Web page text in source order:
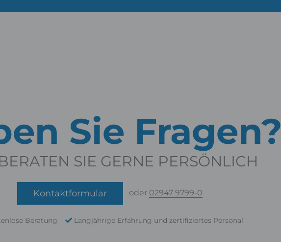
Sie Fragen?
SIE GERNE PERSÖNLICH
Kontaktformular oder 02947 9799-0
Beratung Langjährige Erfahrung und zertifiziertes Personal